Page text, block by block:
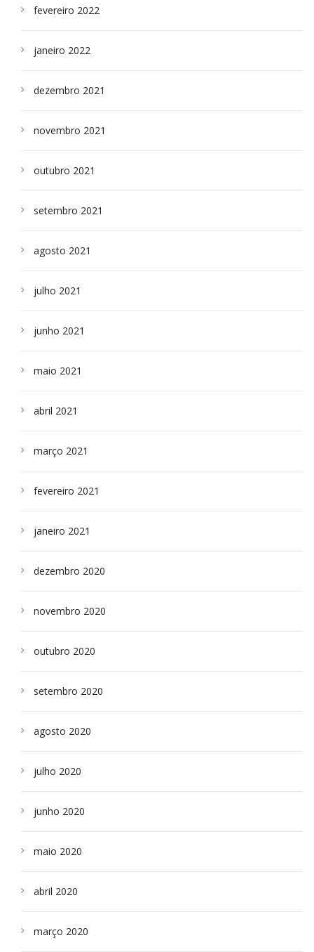
fevereiro 2022
janeiro 2022
dezembro 2021
novembro 2021
outubro 2021
setembro 2021
agosto 2021
julho 2021
junho 2021
maio 2021
abril 2021
março 2021
fevereiro 2021
janeiro 2021
dezembro 2020
novembro 2020
outubro 2020
setembro 2020
agosto 2020
julho 2020
junho 2020
maio 2020
abril 2020
março 2020